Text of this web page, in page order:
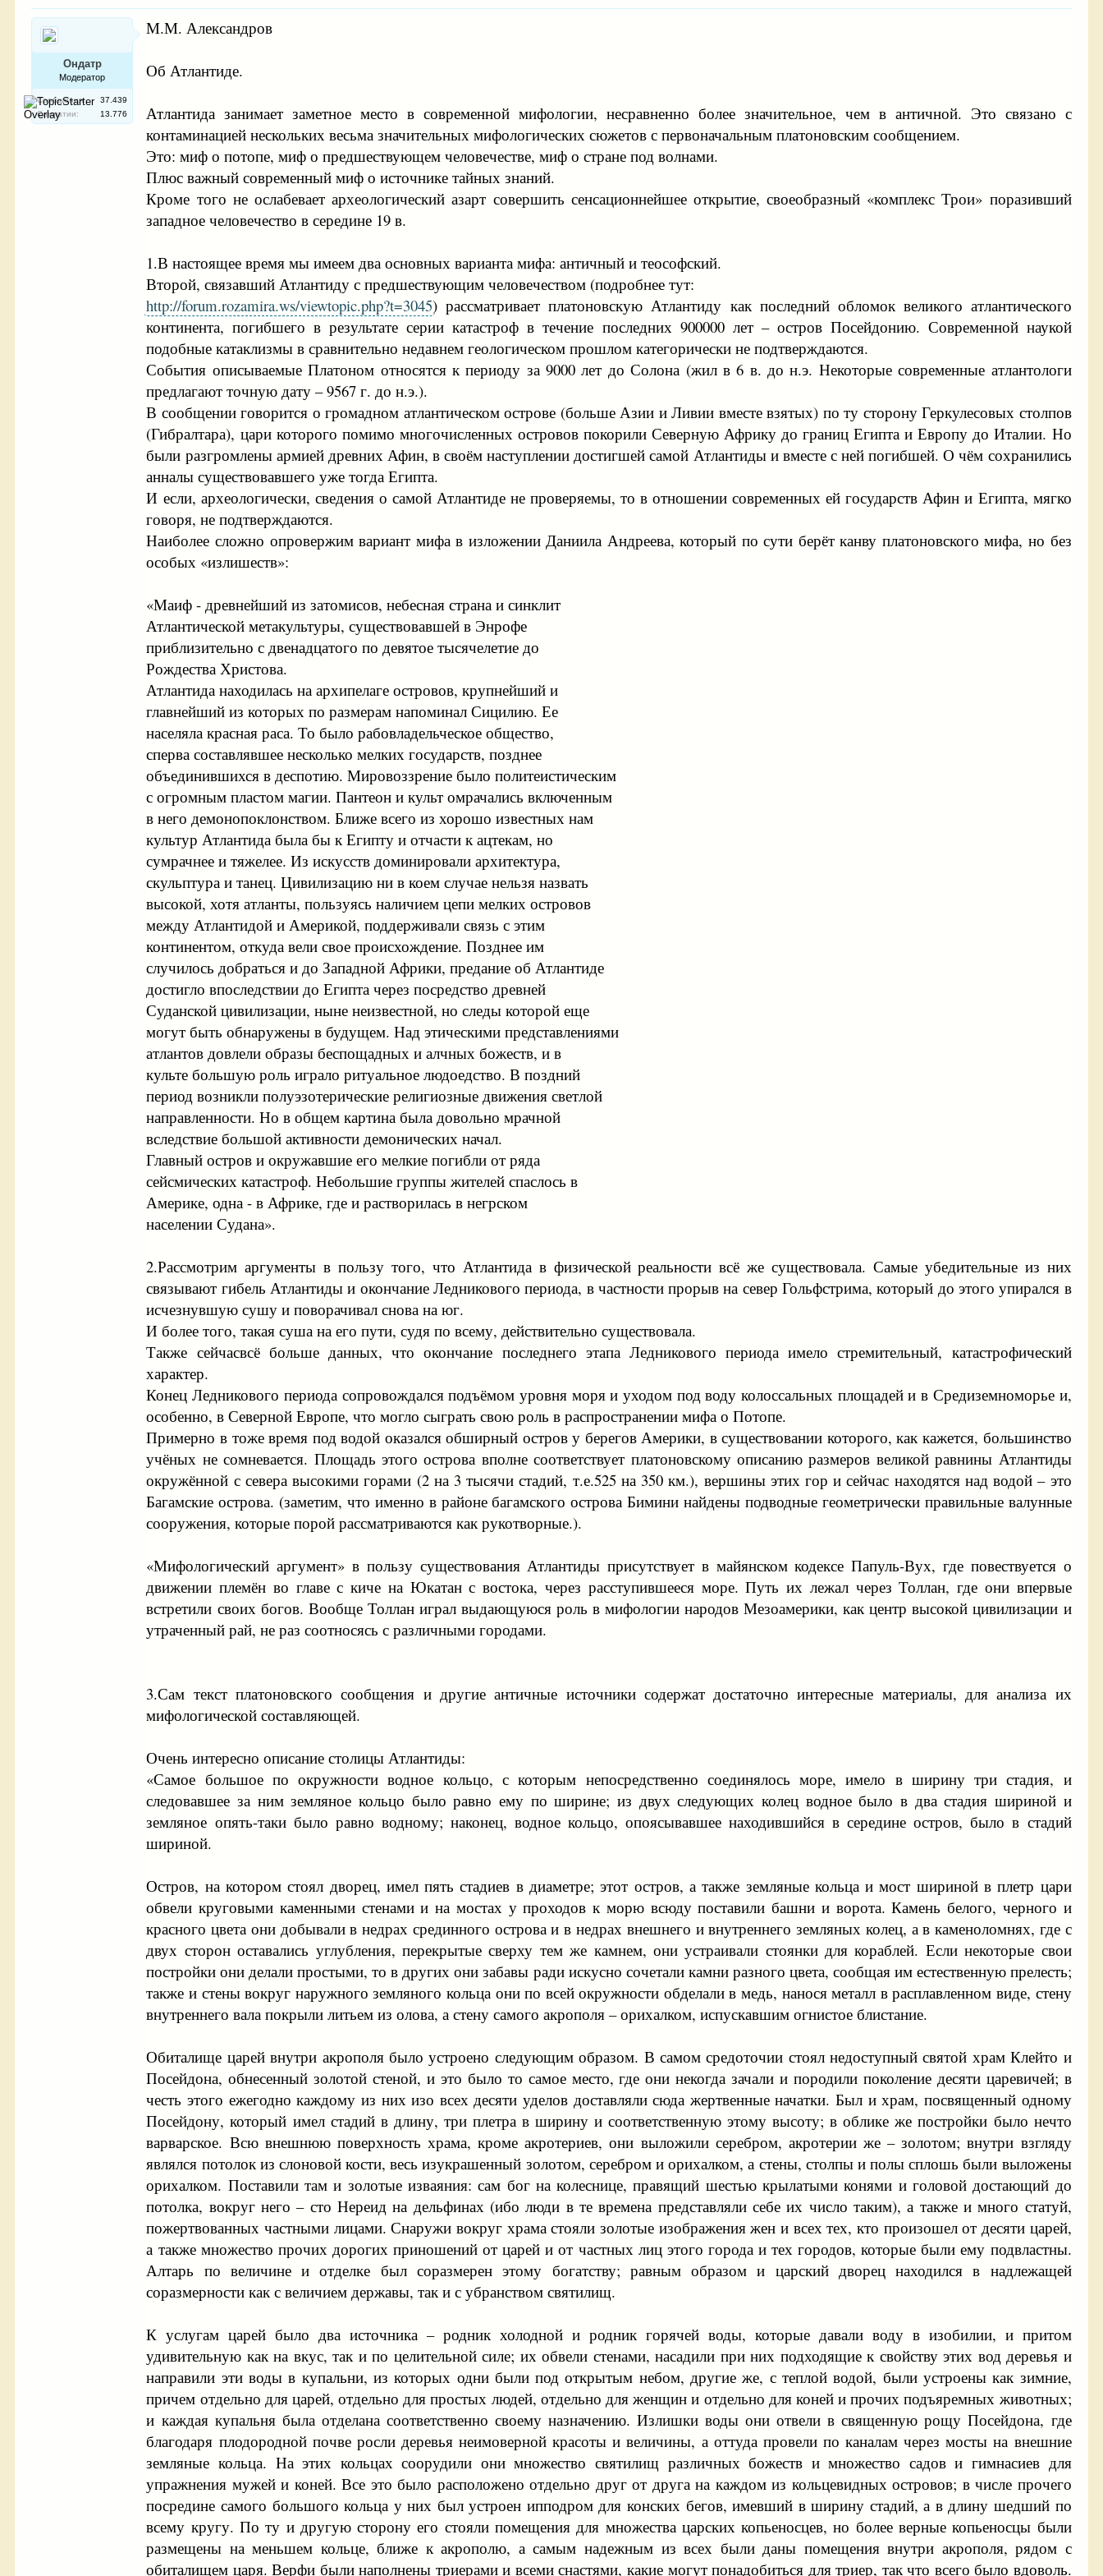
Ондатр
Модератор
Сообщения:
37.439
Симпатии:
13.776
М.М. Александров
Об Атлантиде.
Атлантида занимает заметное место в современной мифологии, несравненно более значительное, чем в античной. Это связано с
контаминацией нескольких весьма значительных мифологических сюжетов с первоначальным платоновским сообщением.
Это: миф о потопе, миф о предшествующем человечестве, миф о стране под волнами.
Плюс важный современный миф о источнике тайных знаний.
Кроме того не ослабевает археологический азарт совершить сенсационнейшее открытие, своеобразный «комплекс Трои» поразивший
западное человечество в середине 19 в.
1.В настоящее время мы имеем два основных варианта мифа: античный и теософский.
Второй, связавший Атлантиду с предшествующим человечеством (подробнее тут:
http://forum.rozamira.ws/viewtopic.php?t=3045) рассматривает платоновскую Атлантиду как последний обломок великого атлантического
континента, погибшего в результате серии катастроф в течение последних 900000 лет – остров Посейдонию. Современной наукой
подобные катаклизмы в сравнительно недавнем геологическом прошлом категорически не подтверждаются.
События описываемые Платоном относятся к периоду за 9000 лет до Солона (жил в 6 в. до н.э. Некоторые современные атлантологи
предлагают точную дату – 9567 г. до н.э.).
В сообщении говорится о громадном атлантическом острове (больше Азии и Ливии вместе взятых) по ту сторону Геркулесовых столпов
(Гибралтара), цари которого помимо многочисленных островов покорили Северную Африку до границ Египта и Европу до Италии. Но
были разгромлены армией древних Афин, в своём наступлении достигшей самой Атлантиды и вместе с ней погибшей. О чём сохранились
анналы существовавшего уже тогда Египта.
И если, археологически, сведения о самой Атлантиде не проверяемы, то в отношении современных ей государств Афин и Египта, мягко
говоря, не подтверждаются.
Наиболее сложно опровержим вариант мифа в изложении Даниила Андреева, который по сути берёт канву платоновского мифа, но без
особых «излишеств»:
«Маиф - древнейший из затомисов, небесная страна и синклит
Атлантической метакультуры, существовавшей в Энрофе
приблизительно с двенадцатого по девятое тысячелетие до
Рождества Христова.
Атлантида находилась на архипелаге островов, крупнейший и
главнейший из которых по размерам напоминал Сицилию. Ее
населяла красная раса. То было рабовладельческое общество,
сперва составлявшее несколько мелких государств, позднее
объединившихся в деспотию. Мировоззрение было политеистическим
с огромным пластом магии. Пантеон и культ омрачались включенным
в него демонопоклонством. Ближе всего из хорошо известных нам
культур Атлантида была бы к Египту и отчасти к ацтекам, но
сумрачнее и тяжелее. Из искусств доминировали архитектура,
скульптура и танец. Цивилизацию ни в коем случае нельзя назвать
высокой, хотя атланты, пользуясь наличием цепи мелких островов
между Атлантидой и Америкой, поддерживали связь с этим
континентом, откуда вели свое происхождение. Позднее им
случилось добраться и до Западной Африки, предание об Атлантиде
достигло впоследствии до Египта через посредство древней
Суданской цивилизации, ныне неизвестной, но следы которой еще
могут быть обнаружены в будущем. Над этическими представлениями
атлантов довлели образы беспощадных и алчных божеств, и в
культе большую роль играло ритуальное людоедство. В поздний
период возникли полуэзотерические религиозные движения светлой
направленности. Но в общем картина была довольно мрачной
вследствие большой активности демонических начал.
Главный остров и окружавшие его мелкие погибли от ряда
сейсмических катастроф. Небольшие группы жителей спаслось в
Америке, одна - в Африке, где и растворилась в негрском
населении Судана».
2.Рассмотрим аргументы в пользу того, что Атлантида в физической реальности всё же существовала. Самые убедительные из них
связывают гибель Атлантиды и окончание Ледникового периода, в частности прорыв на север Гольфстрима, который до этого упирался в
исчезнувшую сушу и поворачивал снова на юг.
И более того, такая суша на его пути, судя по всему, действительно существовала.
Также сейчасвсё больше данных, что окончание последнего этапа Ледникового периода имело стремительный, катастрофический
характер.
Конец Ледникового периода сопровождался подъёмом уровня моря и уходом под воду колоссальных площадей и в Средиземноморье и,
особенно, в Северной Европе, что могло сыграть свою роль в распространении мифа о Потопе.
Примерно в тоже время под водой оказался обширный остров у берегов Америки, в существовании которого, как кажется, большинство
учёных не сомневается. Площадь этого острова вполне соответствует платоновскому описанию размеров великой равнины Атлантиды
окружённой с севера высокими горами (2 на 3 тысячи стадий, т.е.525 на 350 км.), вершины этих гор и сейчас находятся над водой – это
Багамские острова. (заметим, что именно в районе багамского острова Бимини найдены подводные геометрически правильные валунные
сооружения, которые порой рассматриваются как рукотворные.).
«Мифологический аргумент» в пользу существования Атлантиды присутствует в майянском кодексе Папуль-Вух, где повествуется о
движении племён во главе с киче на Юкатан с востока, через расступившееся море. Путь их лежал через Толлан, где они впервые
встретили своих богов. Вообще Толлан играл выдающуюся роль в мифологии народов Мезоамерики, как центр высокой цивилизации и
утраченный рай, не раз соотносясь с различными городами.
3.Сам текст платоновского сообщения и другие античные источники содержат достаточно интересные материалы, для анализа их
мифологической составляющей.
Очень интересно описание столицы Атлантиды:
«Самое большое по окружности водное кольцо, с которым непосредственно соединялось море, имело в ширину три стадия, и
следовавшее за ним земляное кольцо было равно ему по ширине; из двух следующих колец водное было в два стадия шириной и
земляное опять-таки было равно водному; наконец, водное кольцо, опоясывавшее находившийся в середине остров, было в стадий
шириной.
Остров, на котором стоял дворец, имел пять стадиев в диаметре; этот остров, а также земляные кольца и мост шириной в плетр цари
обвели круговыми каменными стенами и на мостах у проходов к морю всюду поставили башни и ворота. Камень белого, черного и
красного цвета они добывали в недрах срединного острова и в недрах внешнего и внутреннего земляных колец, а в каменоломнях, где с
двух сторон оставались углубления, перекрытые сверху тем же камнем, они устраивали стоянки для кораблей. Если некоторые свои
постройки они делали простыми, то в других они забавы ради искусно сочетали камни разного цвета, сообщая им естественную прелесть;
также и стены вокруг наружного земляного кольца они по всей окружности обделали в медь, нанося металл в расплавленном виде, стену
внутреннего вала покрыли литьем из олова, а стену самого акрополя – орихалком, испускавшим огнистое блистание.
Обиталище царей внутри акрополя было устроено следующим образом. В самом средоточии стоял недоступный святой храм Клейто и
Посейдона, обнесенный золотой стеной, и это было то самое место, где они некогда зачали и породили поколение десяти царевичей; в
честь этого ежегодно каждому из них изо всех десяти уделов доставляли сюда жертвенные начатки. Был и храм, посвященный одному
Посейдону, который имел стадий в длину, три плетра в ширину и соответственную этому высоту; в облике же постройки было нечто
варварское. Всю внешнюю поверхность храма, кроме акротериев, они выложили серебром, акротерии же – золотом; внутри взгляду
являлся потолок из слоновой кости, весь изукрашенный золотом, серебром и орихалком, а стены, столпы и полы сплошь были выложены
орихалком. Поставили там и золотые изваяния: сам бог на колеснице, правящий шестью крылатыми конями и головой достающий до
потолка, вокруг него – сто Нереид на дельфинах (ибо люди в те времена представляли себе их число таким), а также и много статуй,
пожертвованных частными лицами. Снаружи вокруг храма стояли золотые изображения жен и всех тех, кто произошел от десяти царей,
а также множество прочих дорогих приношений от царей и от частных лиц этого города и тех городов, которые были ему подвластны.
Алтарь по величине и отделке был соразмерен этому богатству; равным образом и царский дворец находился в надлежащей
соразмерности как с величием державы, так и с убранством святилищ.
К услугам царей было два источника – родник холодной и родник горячей воды, которые давали воду в изобилии, и притом
удивительную как на вкус, так и по целительной силе; их обвели стенами, насадили при них подходящие к свойству этих вод деревья и
направили эти воды в купальни, из которых одни были под открытым небом, другие же, с теплой водой, были устроены как зимние,
причем отдельно для царей, отдельно для простых людей, отдельно для женщин и отдельно для коней и прочих подъяремных животных;
и каждая купальня была отделана соответственно своему назначению. Излишки воды они отвели в священную рощу Посейдона, где
благодаря плодородной почве росли деревья неимоверной красоты и величины, а оттуда провели по каналам через мосты на внешние
земляные кольца. На этих кольцах соорудили они множество святилищ различных божеств и множество садов и гимнасиев для
упражнения мужей и коней. Все это было расположено отдельно друг от друга на каждом из кольцевидных островов; в числе прочего
посредине самого большого кольца у них был устроен ипподром для конских бегов, имевший в ширину стадий, а в длину шедший по
всему кругу. По ту и другую сторону его стояли помещения для множества царских копьеносцев, но более верные копьеносцы были
размещены на меньшем кольце, ближе к акрополю, а самым надежным из всех были даны помещения внутри акрополя, рядом с
обиталищем царя. Верфи были наполнены триерами и всеми снастями, какие могут понадобиться для триер, так что всего было вдоволь.